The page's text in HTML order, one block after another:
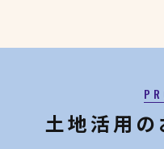
土地活用の